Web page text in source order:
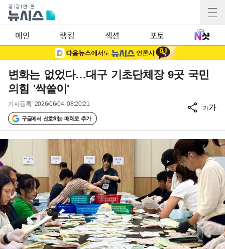
메인 랭킹 섹션 포토
변화는 없었다…대구 기초단체장 9곳 국민
의힘 '싹쓸이'
기사등록 2026/06/04 08:20:21
구글에서 선호하는 매체로 추가
가가